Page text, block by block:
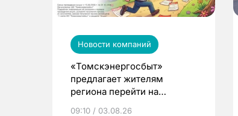
Новости компаний
«Томскэнергосбыт»
предлагает жителям
региона перейти на
09:10 / 03.08.26